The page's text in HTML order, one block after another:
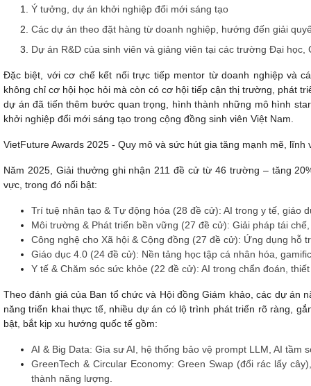
Ý tưởng, dự án khởi nghiệp đổi mới sáng tạo
Các dự án theo đặt hàng từ doanh nghiệp, hướng đến giải
Dự án R&D của sinh viên và giảng viên tại các trường Đại học,
Đặc biệt, với cơ chế kết nối trực tiếp mentor từ doanh nghiệp và
không chỉ cơ hội học hỏi mà còn có cơ hội tiếp cận thị trường, phát
dự án đã tiến thêm bước quan trọng, hình thành những mô hình
khởi nghiệp đổi mới sáng tạo trong cộng đồng sinh viên Việt Nam.
VietFuture Awards 2025 - Quy mô và sức hút gia tăng mạnh mẽ,
Năm 2025, Giải thưởng ghi nhận211 đề cử từ 46 trường – tăng
vực, trong đó nổi bật:
Trí tuệ nhân tạo & Tự động hóa (28 đề cử): AI trong y tế, giáo
Môi trường & Phát triển bền vững (27 đề cử): Giải pháp tái
Công nghệ cho Xã hội & Cộng đồng (27 đề cử): Ứng dụng hỗ
Giáo dục 4.0 (24 đề cử): Nền tảng học tập cá nhân hóa,
Y tế & Chăm sóc sức khỏe (22 đề cử): AI trong chẩn đoán,
Theo đánh giá của Ban tổ chức và Hội đồng Giám khảo, các dự án
năng triển khai thực tế, nhiều dự án có lộ trình phát triển rõ ràng,
bật, bắt kịp xu hướng quốc tế gồm:
AI & Big Data: Gia sư AI, hệ thống bảo vệ prompt LLM, AI tầm
GreenTech & Circular Economy: Green Swap (đổi rác lấy
thành năng lượng.